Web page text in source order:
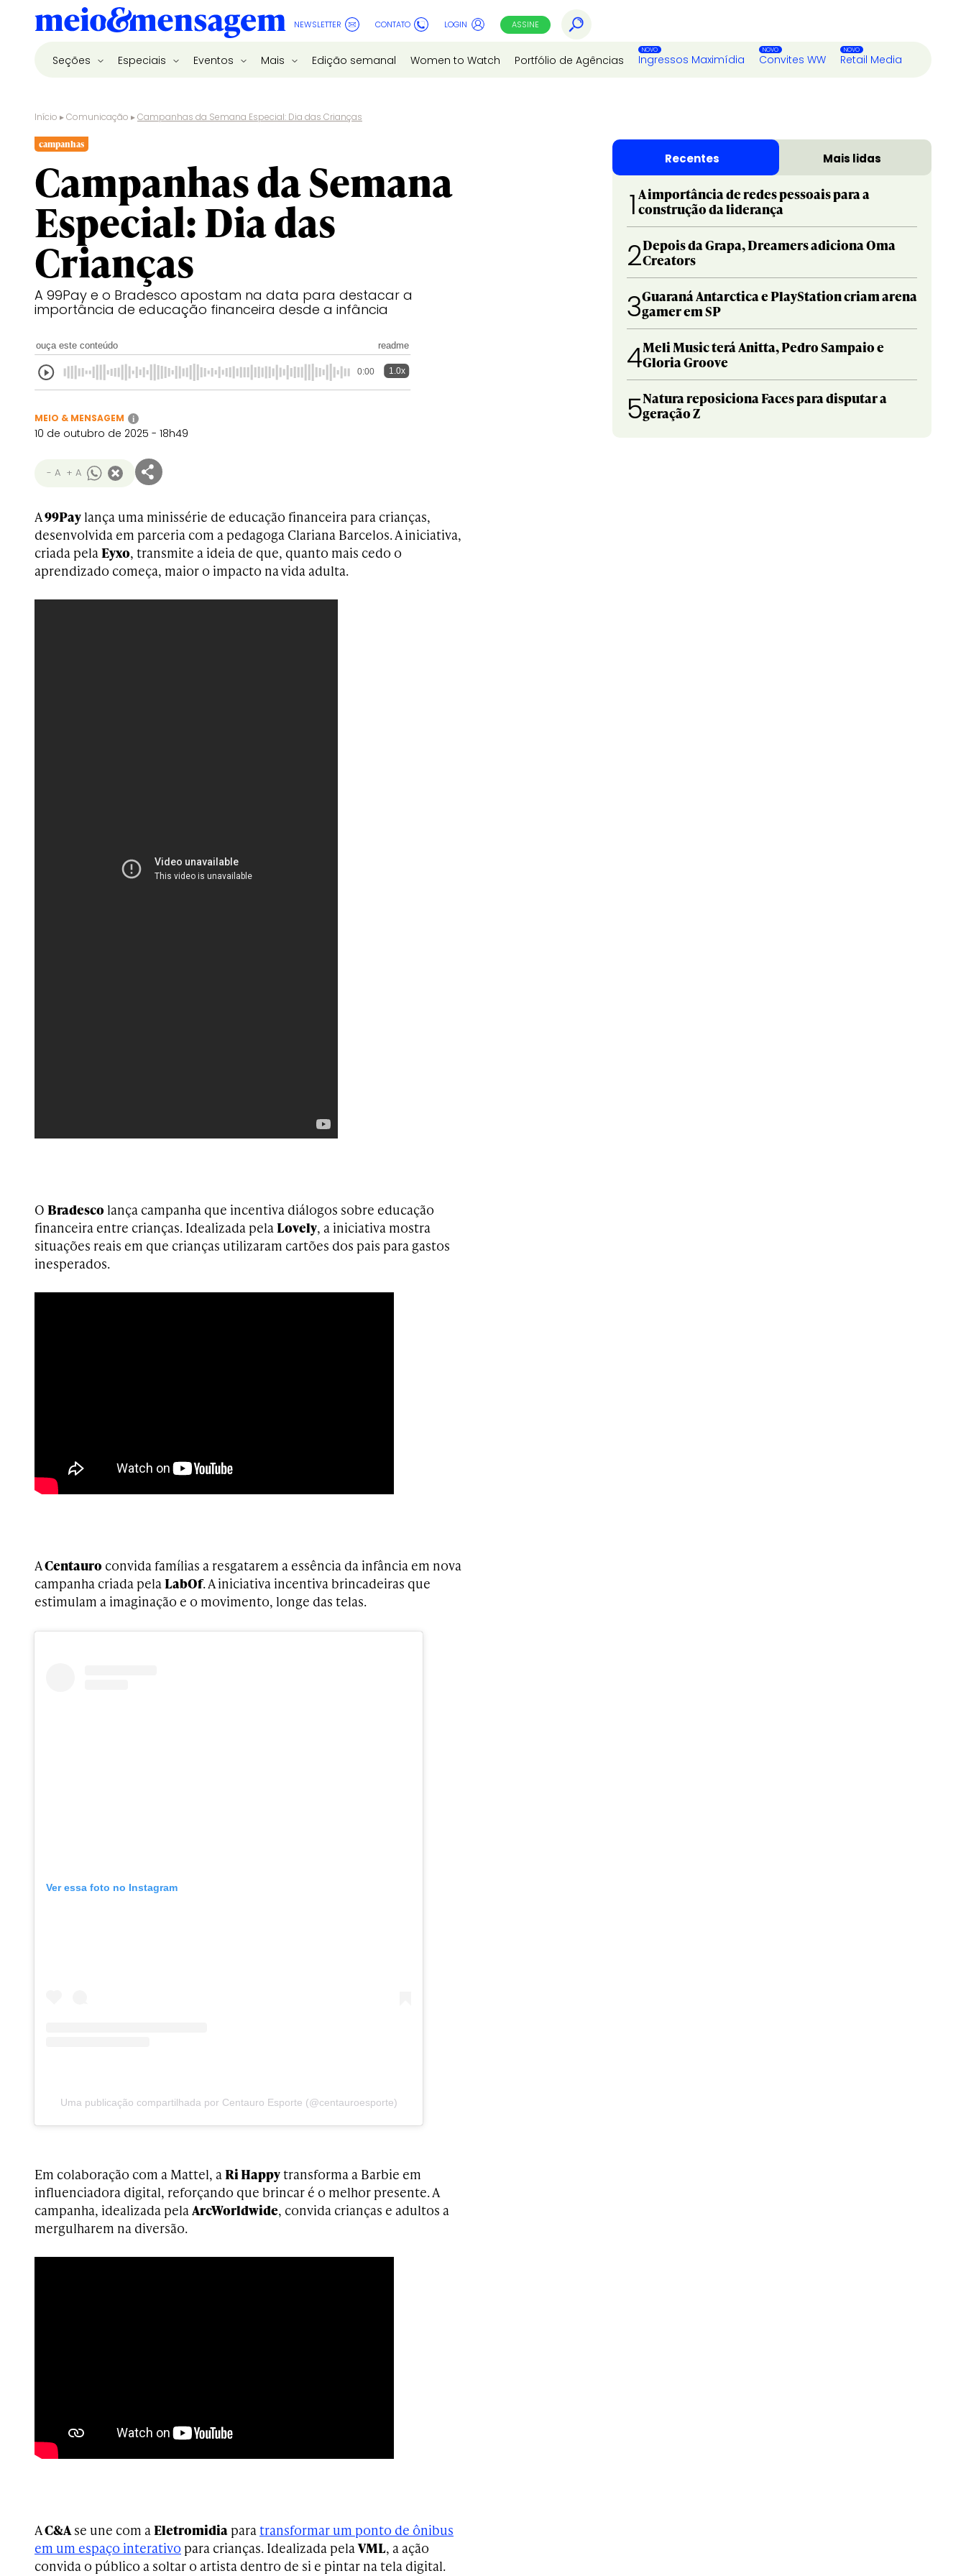
NEWSLETTER CONTATO LOGIN ASSINE
Seções Especiais Eventos Mais Edição semanal Women to Watch Portfólio de Agências Ingressos Maximídia Convites WW Retail Media
Início ▸Comunicação ▸Campanhas da Semana Especial: Dia das Crianças
campanhas
Campanhas da Semana
Especial: Dia das
Crianças
A 99Pay e o Bradesco apostam na data para destacar a
importância de educação financeira desde a infância
ouça este conteúdo readme
0:00 1.0x
MEIO & MENSAGEM i
10 de outubro de 2025 - 18h49
- A + A
A99Pay lança uma minissérie de educação financeira para crianças,
desenvolvida em parceria com a pedagoga Clariana Barcelos. A iniciativa,
criada pelaEyxo, transmite a ideia de que, quanto mais cedo o
aprendizado começa, maior o impacto na vida adulta.
O Bradesco lança campanha que incentiva diálogos sobre educação
financeira entre crianças. Idealizada pelaLovely, a iniciativa mostra
situações reais em que crianças utilizaram cartões dos pais para gastos
inesperados.
ACentauro convida famílias a resgatarem a essência da infância em nova
campanha criada pelaLabOf. A iniciativa incentiva brincadeiras que
estimulam a imaginação e o movimento, longe das telas.
Ver essa foto no Instagram
Uma publicação compartilhada por Centauro Esporte (@centauroesporte)
Em colaboração com a Mattel, a Ri Happytransforma a Barbie em
influenciadora digital, reforçando que brincar é o melhor presente. A
campanha, idealizada pela ArcWorldwide, convida crianças e adultos a
mergulharem na diversão.
AC&A se une com a Eletromidia para transformar um ponto de ônibus
em um espaço interativo para crianças. Idealizada pelaVML, a ação
convida o público a soltar o artista dentro de si e pintar na tela digital.
Recentes Mais lidas
1 A importância de redes pessoais para a
construção da liderança
2Depois da Grapa, Dreamers adiciona Oma
Creators
3Guaraná Antarctica e PlayStation criam arena
gamer em SP
4Meli Music terá Anitta, Pedro Sampaio e
Gloria Groove
5Natura reposiciona Faces para disputar a
geração Z